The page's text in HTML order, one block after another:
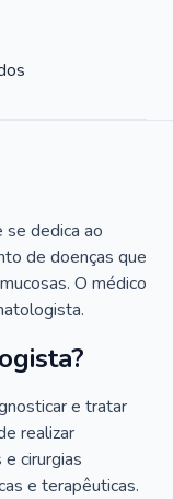
se dedica ao
de doenças que
O médico
e tratar
realizar
cirurgias
e terapêuticas.